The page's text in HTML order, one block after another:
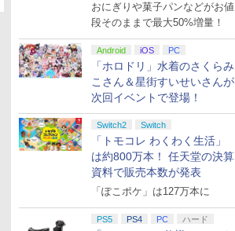
おにぎりや菓子パンなどがお値
段そのままで最大50%増量！
Android iOS PC
「ホロドリ」水着のさくらみ
こさん＆星街すいせいさんが
次回イベントで登場！
Switch2 Switch
「トモコレ わくわく生活」
は約800万本！ 任天堂の決算
資料で販売本数が発表
「ぽこポケ」は127万本に
PS5 PS4 PC ハード